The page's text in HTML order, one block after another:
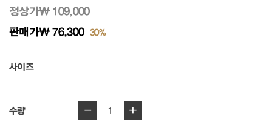
정상가₩ 109,000
판매가₩ 76,300 30%
사이즈
수량 - 1 +